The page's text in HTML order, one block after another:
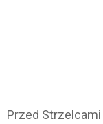
Przed